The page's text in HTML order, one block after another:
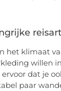
het klimaat
willen
dat je
paar